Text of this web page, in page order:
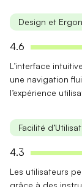
Design et
4.6
L’interface intuitive
une navigation
l’expérience
Facilité
4.3
Les utilisateurs
grâce à des